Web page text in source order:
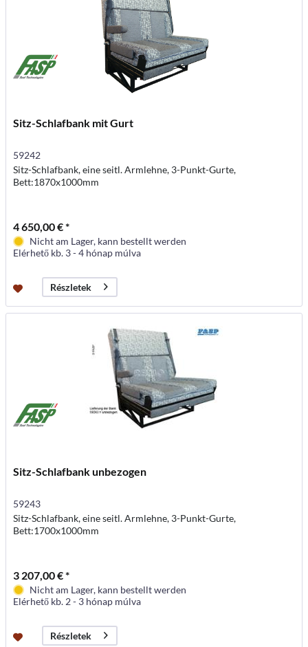
Sitz-Schlafbank mit Gurt
59242
Sitz-Schlafbank, eine seitl. Armlehne, 3-Punkt-Gurte,
Bett:1870x1000mm
4 650,00 € *
Nicht am Lager, kann bestellt werden
Elérhető kb. 3 - 4 hónap múlva
Részletek
Sitz-Schlafbank unbezogen
59243
Sitz-Schlafbank, eine seitl. Armlehne, 3-Punkt-Gurte,
Bett:1700x1000mm
3 207,00 € *
Nicht am Lager, kann bestellt werden
Elérhető kb. 2 - 3 hónap múlva
Részletek